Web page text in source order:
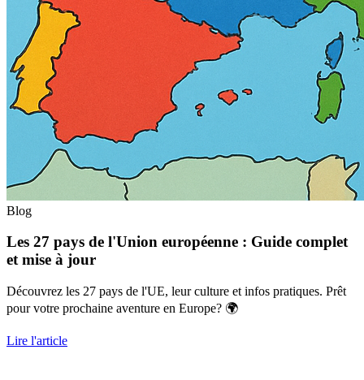
Blog
Les 27 pays de l'Union européenne : Guide complet
et mise à jour
Découvrez les 27 pays de l'UE, leur culture et infos pratiques. Prêt
pour votre prochaine aventure en Europe? 🌍
Lire l'article